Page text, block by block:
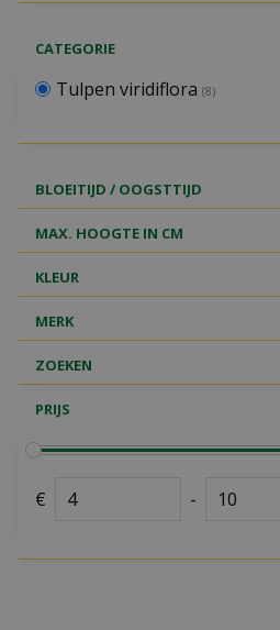
CATEGORIE
Tulpen viridiflora (8)
BLOEITIJD / OOGSTTIJD
MAX. HOOGTE IN CM
KLEUR
MERK
ZOEKEN
PRIJS
€ -